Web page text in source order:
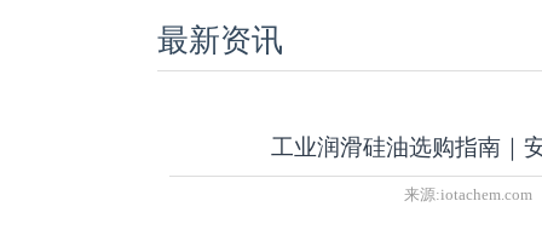
最新资讯
工业润滑硅油选购指南｜
来源:iotachem.com